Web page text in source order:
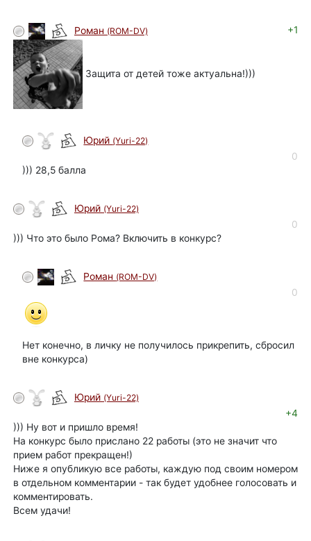
Роман (ROM-DV) +1
Защита от детей тоже актуальна!)))
Юрий (Yuri-22)
0
))) 28,5 балла
Юрий (Yuri-22)
0
))) Что это было Рома? Включить в конкурс?
Роман (ROM-DV)
0
Нет конечно, в личку не получилось прикрепить, сбросил
вне конкурса)
Юрий (Yuri-22)
+4
))) Ну вот и пришло время!
На конкурс было прислано 22 работы (это не значит что
прием работ прекращен!)
Ниже я опубликую все работы, каждую под своим номером
в отдельном комментарии - так будет удобнее голосовать и
комментировать.
Всем удачи!